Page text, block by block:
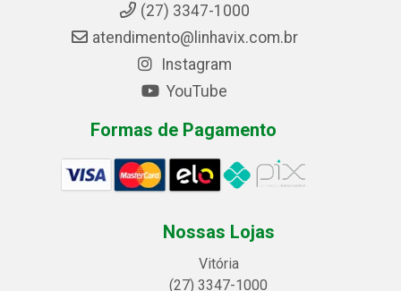
(27) 3347-1000
atendimento@linhavix.com.br
Instagram
YouTube
Formas de Pagamento
Nossas Lojas
Vitória
(27) 3347-1000